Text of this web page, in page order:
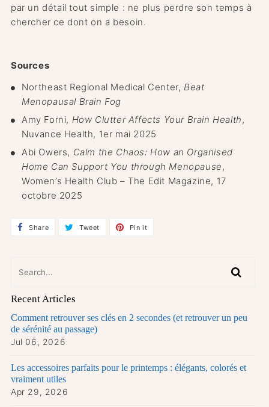
par un détail tout simple : ne plus perdre son temps à
chercher ce dont on a besoin.
Sources
Northeast Regional Medical Center, Beat
Menopausal Brain Fog
Amy Forni, How Clutter Affects Your Brain Health,
Nuvance Health, 1er mai 2025
Abi Owers, Calm the Chaos: How an Organised
Home Can Support You through Menopause,
Women’s Health Club – The Edit Magazine, 17
octobre 2025
Share Share Tweet Tweet Pin it
Recent Articles
Comment retrouver ses clés en 2 secondes (et retrouver un peu
de sérénité au passage)
Jul 06, 2026
Les accessoires parfaits pour le printemps : élégants, colorés et
vraiment utiles
Apr 29, 2026